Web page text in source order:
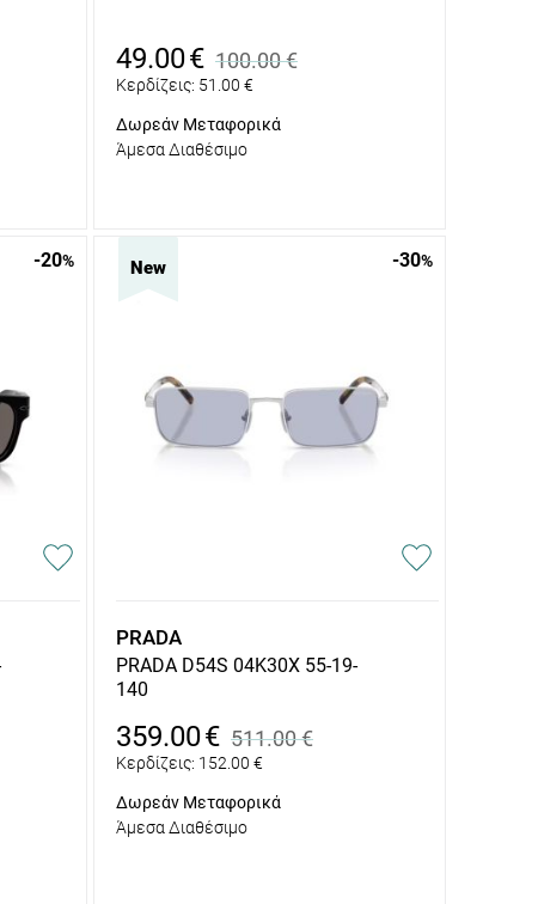
49.00€ 100.00€
Κερδίζεις: 51.00 €
Δωρεάν Μεταφορικά
Άμεσα Διαθέσιμο
-20% New -30%
PRADA
PRADA D54S 04K30X 55-19-
140
359.00€ 511.00€
Κερδίζεις: 152.00 €
Δωρεάν Μεταφορικά
Άμεσα Διαθέσιμο